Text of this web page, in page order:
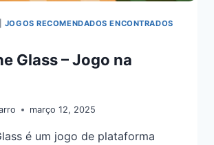
JOGOS RECOMENDADOS ENCONTRADOS
Glass – Jogo na
março 12, 2025
é um jogo de plataforma